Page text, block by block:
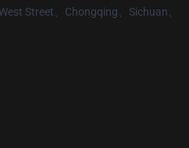
Street、Chongqing、Sichuan、